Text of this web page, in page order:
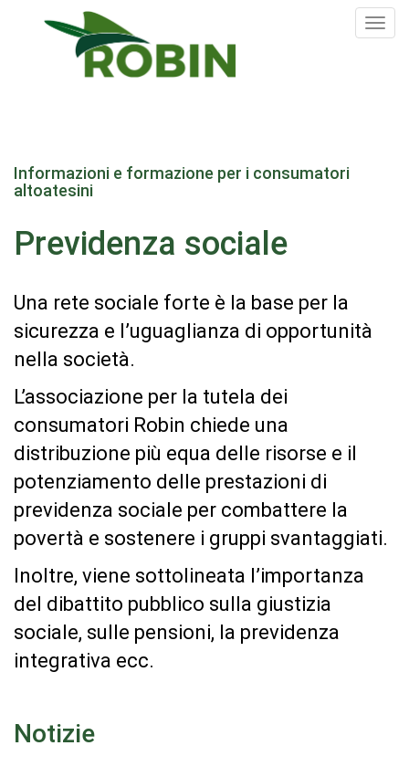
contenuto
Informazioni e formazione per i consumatori
altoatesini
Previdenza sociale
Una rete sociale forte è la base per la
sicurezza e l’uguaglianza di opportunità
nella società.
L’associazione per la tutela dei
consumatori Robin chiede una
distribuzione più equa delle risorse e il
potenziamento delle prestazioni di
previdenza sociale per combattere la
povertà e sostenere i gruppi svantaggiati.
Inoltre, viene sottolineata l’importanza
del dibattito pubblico sulla giustizia
sociale, sulle pensioni, la previdenza
integrativa ecc.
Notizie